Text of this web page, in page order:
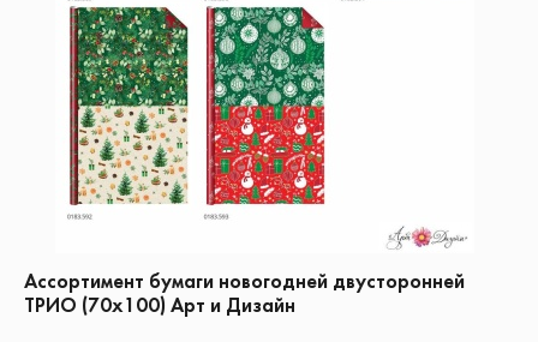
Ассортимент бумаги новогодней двусторонней
ТРИО (70х100) Арт и Дизайн